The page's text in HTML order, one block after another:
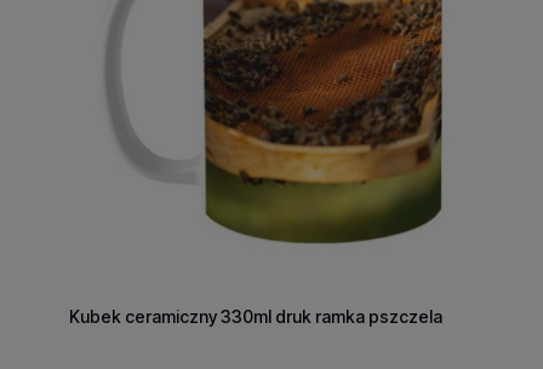
Kubek ceramiczny 330ml druk ramka pszczela